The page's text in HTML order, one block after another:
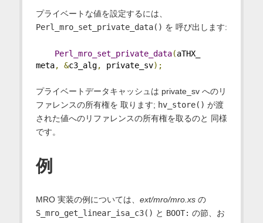
プライベートな値を設定するには、
Perl_mro_set_private_data() を 呼び出します:
Perl_mro_set_private_data(aTHX_
meta, &c3_alg, private_sv);
プライベートデータキャッシュは private_sv へのリ
ファレンスの所有権を 取ります; hv_store() が渡
された値へのリファレンスの所有権を取るのと 同様
です。
例
MRO 実装の例については、 ext/mro/mro.xsの
S_mro_get_linear_isa_c3() と BOOT: の節、お